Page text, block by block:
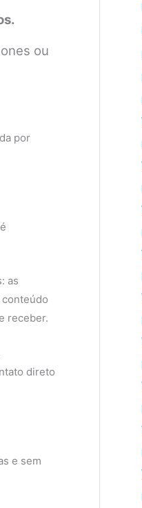
ou
por
as
receber.
direto
e sem